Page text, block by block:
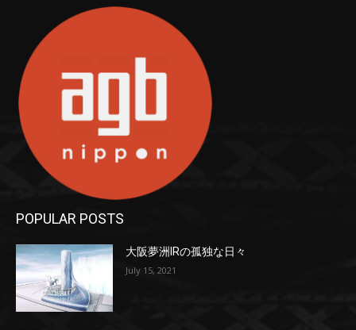
POPULAR POSTS
大阪夢洲IRの孤独な日々
July 15, 2021